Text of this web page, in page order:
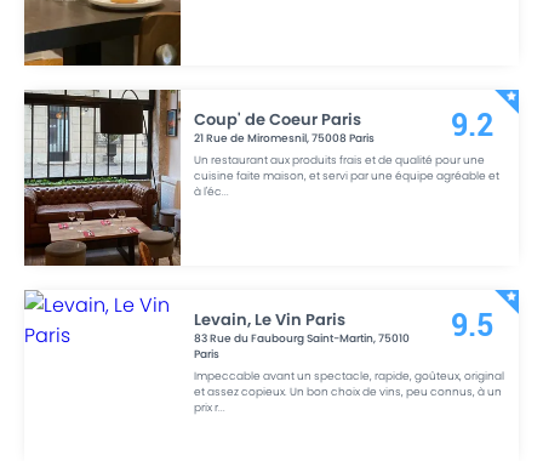
Coup' de Coeur Paris
21 Rue de Miromesnil,75008 Paris
Un restaurant aux produits frais et de qualité pour une
cuisine faite maison, et servi par une équipe agréable et
à l'éc...
9.2
Levain, Le Vin Paris
83 Rue du Faubourg Saint-Martin,75010
Paris
Impeccable avant un spectacle, rapide, goûteux, original
et assez copieux. Un bon choix de vins, peu connus, à un
prix r...
9.5